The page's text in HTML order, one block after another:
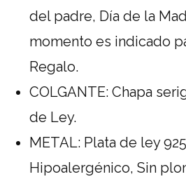
del padre, Día de la
momento es indicado
Regalo.
COLGANTE: Chapa
de Ley.
METAL: Plata de ley
Hipoalergénico, Sin